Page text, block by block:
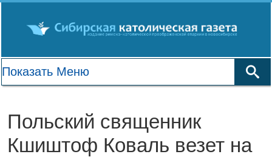
Польский священник
Кшиштоф Коваль везет на